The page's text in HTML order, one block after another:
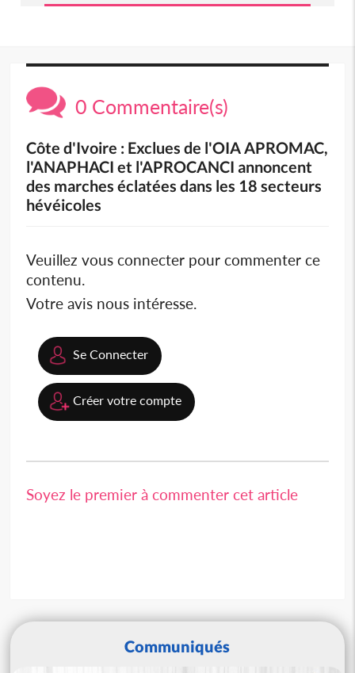
0 Commentaire(s)
Côte d'Ivoire : Exclues de l'OIA APROMAC,
l'ANAPHACI et l'APROCANCI annoncent
des marches éclatées dans les 18 secteurs
hévéicoles
Veuillez vous connecter pour commenter ce
contenu.
Votre avis nous intéresse.
Se Connecter
Créer votre compte
Soyez le premier à commenter cet article
Communiqués